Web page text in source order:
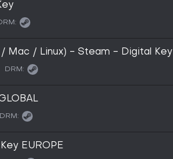
/ Mac / Linux) - Steam - Digital Key
DRM:
DRM:
EUROPE